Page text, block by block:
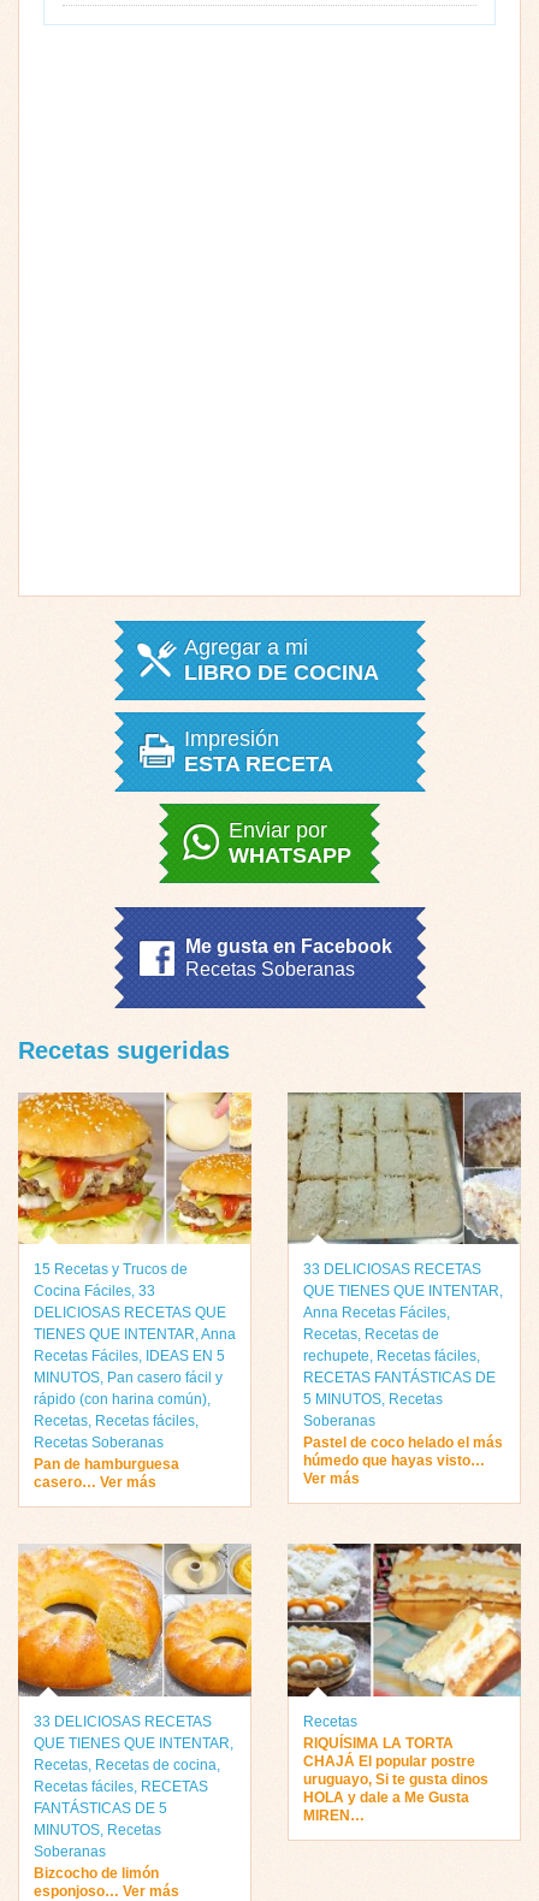
Agregar a mi
LIBRO DE COCINA
Impresión
ESTA RECETA
Enviar por
WHATSAPP
Me gusta en Facebook
Recetas Soberanas
Recetas sugeridas
15 Recetas y Trucos de
Cocina Fáciles, 33
DELICIOSAS RECETAS QUE
TIENES QUE INTENTAR,Anna
Recetas Fáciles, IDEAS EN 5
MINUTOS, Pan casero fácil y
rápido (con harina común),
Recetas, Recetas fáciles,
Recetas Soberanas
Pan de hamburguesa
casero… Ver más
33 DELICIOSAS RECETAS
QUE TIENES QUE INTENTAR,
Anna Recetas Fáciles,
Recetas, Recetas de
rechupete, Recetas fáciles,
RECETAS FANTÁSTICAS DE
5 MINUTOS, Recetas
Soberanas
Pastel de coco helado el más
húmedo que hayas visto…
Ver más
33 DELICIOSAS RECETAS
QUE TIENES QUE INTENTAR,
Recetas, Recetas de cocina,
Recetas fáciles, RECETAS
FANTÁSTICAS DE 5
MINUTOS, Recetas
Soberanas
Bizcocho de limón
esponjoso… Ver más
Recetas
RIQUÍSIMA LA TORTA
CHAJÁ El popular postre
uruguayo, Si te gusta dinos
HOLA y dale a Me Gusta
MIREN…